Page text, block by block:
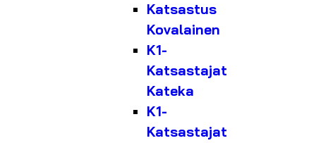
Katsastus
Kovalainen
K1-
Katsastajat
Kateka
K1-
Katsastajat